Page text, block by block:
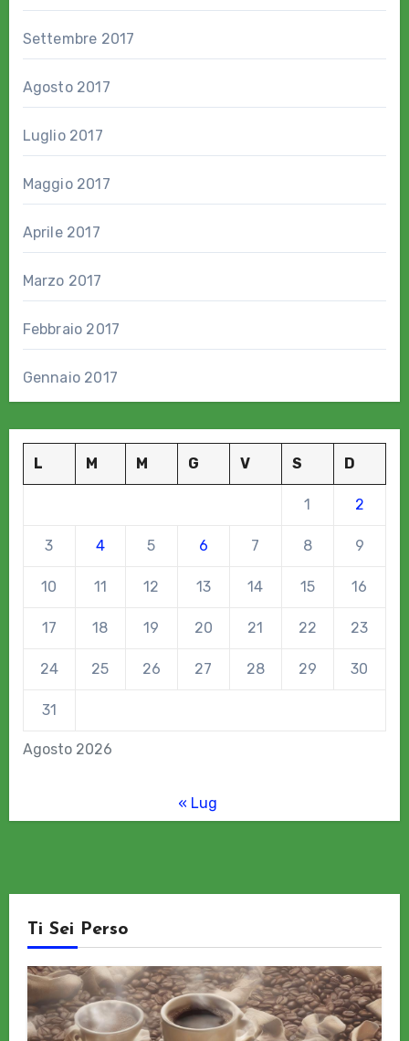
Settembre 2017
Agosto 2017
Luglio 2017
Maggio 2017
Aprile 2017
Marzo 2017
Febbraio 2017
Gennaio 2017
Agosto 2026
L M M G V S D
1 2
3 4 5 6 7 8 9
10 11 12 13 14 15 16
17 18 19 20 21 22 23
24 25 26 27 28 29 30
31
« Lug
Ti Sei Perso